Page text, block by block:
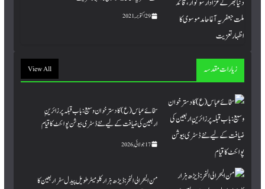
29 اکتوبر, 2021
زیارات مقدسہ View All
سخائے عباس (ع) کا دسترخوان وسیع: باب قبلہ پر زائرینِِ
اربعین کی ضیافت کے لیے نئے ڈسٹری بیوشن پوائنٹ کا قیام
17 جولائی, 2026
من البحر الی النحر : ڈیڑھ ہزار کلومیٹر طویل پیدل سفر اربعین کا